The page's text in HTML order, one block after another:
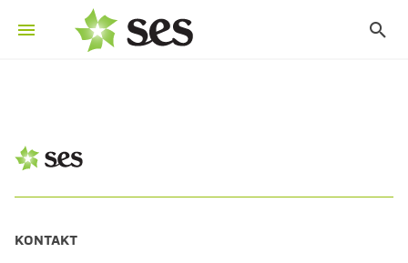
KONTAKT